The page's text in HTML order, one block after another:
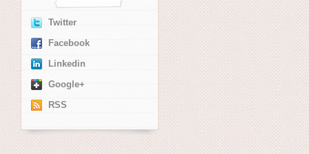
Twitter
Facebook
Linkedin
Google+
RSS